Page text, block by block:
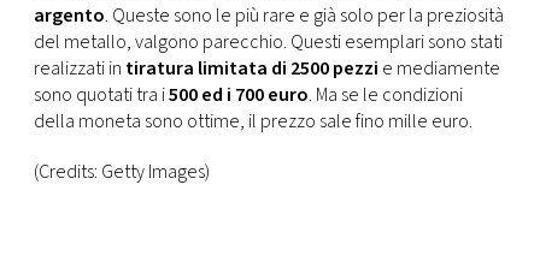
argento. Queste sono le più rare e già solo per la preziosità
del metallo, valgono parecchio. Questi esemplari sono stati
realizzati in tiratura limitata di 2500 pezzi e mediamente
sono quotati tra i500 ed i 700 euro. Ma se le condizioni
della moneta sono ottime, il prezzo sale fino mille euro.
(Credits: Getty Images)